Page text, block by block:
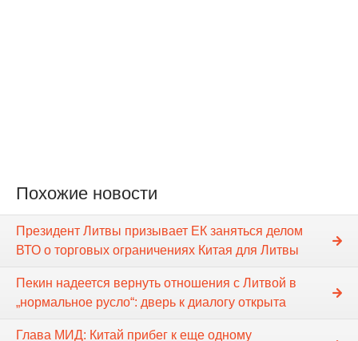
Похожие новости
Президент Литвы призывает ЕК заняться делом
ВТО о торговых ограничениях Китая для Литвы
Пекин надеется вернуть отношения с Литвой в
„нормальное русло“: дверь к диалогу открыта
Глава МИД: Китай прибег к еще одному